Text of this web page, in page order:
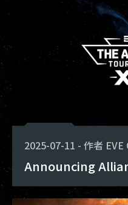
2025-07-11 - 作者
Announcing